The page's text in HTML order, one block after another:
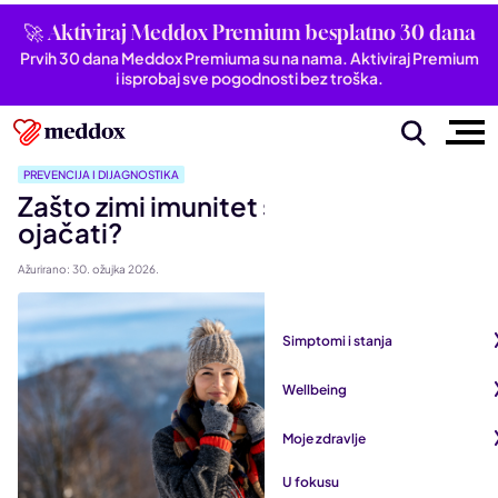
🚀 Aktiviraj Meddox Premium besplatno 30 dana
Prvih 30 dana Meddox Premiuma su na nama. Aktiviraj Premium
i isprobaj sve pogodnosti bez troška.
Simptomi i stanja
Bubrezi i mokraćni sustav
Dišni sustav
Wellbeing
Moje zdravlje
Pogledaj sve iz kategorije
U fokusu
PREVENCIJA I DIJAGNOSTIKA
Zašto zimi imunitet slabi i kako ga
ojačati?
Ažurirano: 30. ožujka 2026.